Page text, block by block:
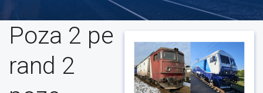
Poza 2 pe
rand 2